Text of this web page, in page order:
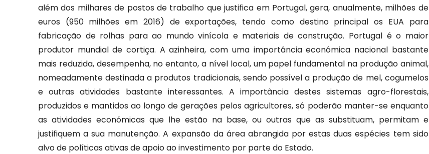
além dos milhares de postos de trabalho que justifica em Portugal, gera, anualmente, milhões de
euros (950 milhões em 2016) de exportações, tendo como destino principal os EUA para
fabricação de rolhas para ao mundo vinícola e materiais de construção. Portugal é o maior
produtor mundial de cortiça. A azinheira, com uma importância económica nacional bastante
mais reduzida, desempenha, no entanto, a nível local, um papel fundamental na produção animal,
nomeadamente destinada a produtos tradicionais, sendo possível a produção de mel, cogumelos
e outras atividades bastante interessantes. A importância destes sistemas agro-florestais,
produzidos e mantidos ao longo de gerações pelos agricultores, só poderão manter-se enquanto
as atividades económicas que lhe estão na base, ou outras que as substituam, permitam e
justifiquem a sua manutenção. A expansão da área abrangida por estas duas espécies tem sido
alvo de políticas ativas de apoio ao investimento por parte do Estado.